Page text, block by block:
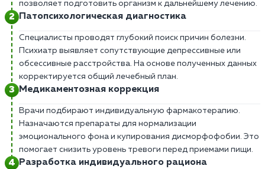
позволяет подготовить организм к дальнейшему лечению.
Патопсихологическая диагностика
Специалисты проводят глубокий поиск причин болезни.
Психиатр выявляет сопутствующие депрессивные или
обсессивные расстройства. На основе полученных данных
корректируется общий лечебный план.
Медикаментозная коррекция
Врачи подбирают индивидуальную фармакотерапию.
Назначаются препараты для нормализации
эмоционального фона и купирования дисморфофобии. Это
помогает снизить уровень тревоги перед приемами пищи.
Разработка индивидуального рациона